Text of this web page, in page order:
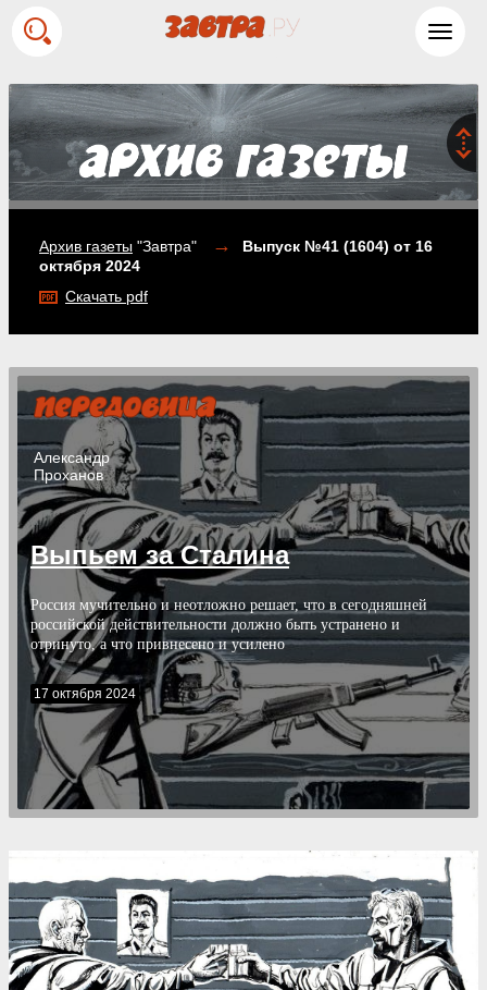
Архив газеты "Завтра" → Выпуск №41 (1604) от 16
октября 2024
Скачать pdf
Александр
Проханов
Выпьем за Сталина
Россия мучительно и неотложно решает, что в сегодняшней
российской действительности должно быть устранено и
отринуто, а что привнесено и усилено
17 октября 2024